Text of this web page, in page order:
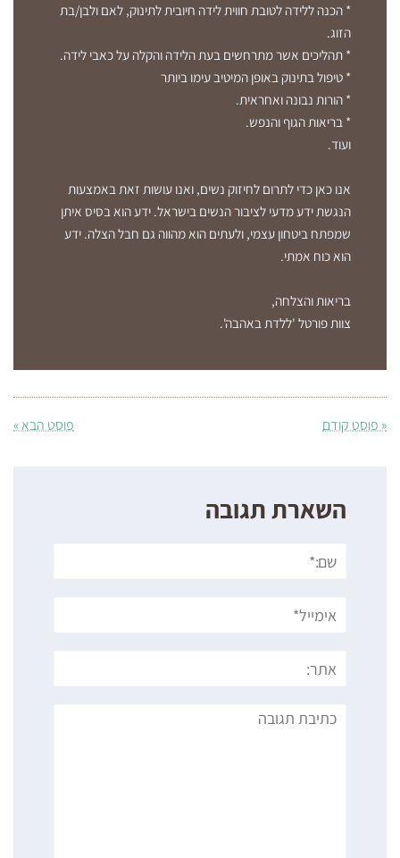
* הכנה ללידה לטובת חווית לידה חיובית לתינוק, לאם ולבן/בת
הזוג.
* תהליכים אשר מתרחשים בעת הלידה והקלה על כאבי לידה.
* טיפול בתינוק באופן המיטיב עימו ביותר
* הורות נבונה ואחראית.
* בריאות הגוף והנפש.
ועוד.
אנו כאן כדי לתרום לחיזוק נשים, ואנו עושות זאת באמצעות
הנגשת ידע מדעי לציבור הנשים בישראל. ידע הוא בסיס איתן
שמפתח ביטחון עצמי, ולעתים הוא מהווה גם חבל הצלה. ידע
הוא כוח אמתי.
בריאות והצלחה,
צוות פורטל 'ללדת באהבה'.
« פוסט קודם פוסט הבא »
השארת תגובה
תגובה